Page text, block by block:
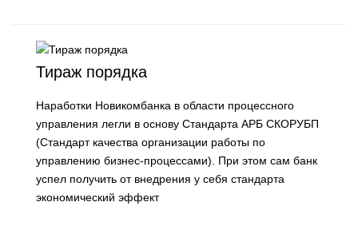
Тираж порядка
Наработки Новикомбанка в области процессного
управления легли в основу Стандарта АРБ СКОРУБП
(Стандарт качества организации работы по
управлению бизнес-процессами). При этом сам банк
успел получить от внедрения у себя стандарта
экономический эффект